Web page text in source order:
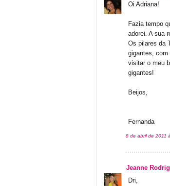
Oi Adriana!
Fazia tempo
adorei. A sua
Os pilares da
gigantes, com
visitar o meu
gigantes!
Beijos,
Fernanda
8 de abril de 2011
Jeanne
Dri,